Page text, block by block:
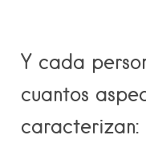
Y cada
cuantos
caracterizan: